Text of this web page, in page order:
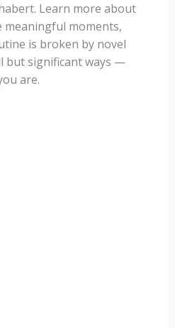
Learn more about
meaningful moments,
is broken by novel
but significant ways —
are.